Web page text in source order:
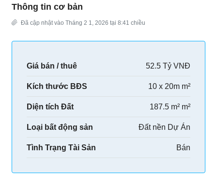
Thông tin cơ bản
Đã cập nhật vào Tháng 2 1, 2026 tại 8:41 chiều
Giá bán / thuê 52.5 Tỷ VNĐ
Kích thước BĐS 10 x 20m m²
Diện tích Đất 187.5 m² m²
Loại bất động sản Đất nền Dự Án
Tình Trạng Tài Sản Bán